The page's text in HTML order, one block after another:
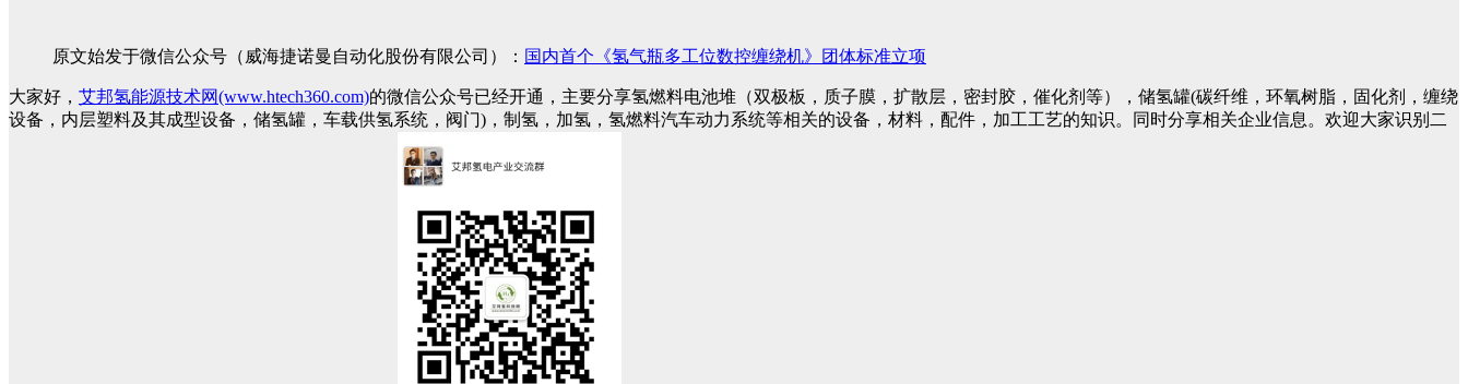
原文始发于微信公众号（威海捷诺曼自动化股份有限公司）： 国内首个《氢气瓶多工位数控缠绕机》团体标准立项
大家好， 艾邦氢能源技术网(www.htech360.com)的微信公众号已经开通，主要分享氢燃料电池堆（双极板，质子膜，扩散层，密封胶，催化剂等），储氢罐(碳纤维，环氧树脂，固化剂，缠绕
设备，内层塑料及其成型设备，储氢罐，车载供氢系统，阀门)，制氢，加氢，氢燃料汽车动力系统等相关的设备，材料，配件，加工工艺的知识。同时分享相关企业信息。欢迎大家识别二